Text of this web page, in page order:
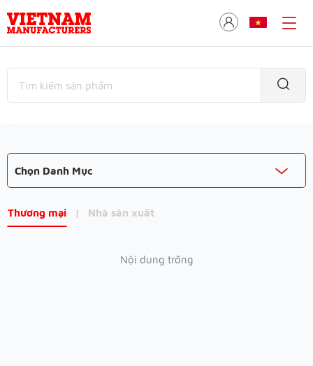
Chọn Danh Mục
Thương mại | Nhà sản xuất
Nội dung trống